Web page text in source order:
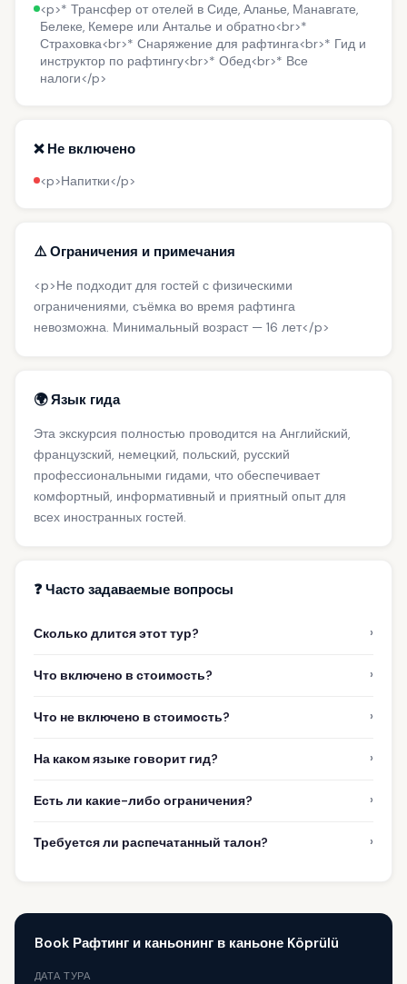
<p>* Трансфер от отелей в Сиде, Аланье, Манавгате,
Белеке, Кемере или Анталье и обратно<br>*
Страховка<br>* Снаряжение для рафтинга<br>* Гид и
инструктор по рафтингу<br>* Обед<br>* Все
налоги</p>
❌ Не включено
<p>Напитки</p>
⚠️ Ограничения и примечания
<p>Не подходит для гостей с физическими
ограничениями, съёмка во время рафтинга
невозможна. Минимальный возраст — 16 лет</p>
🌍 Язык гида
Эта экскурсия полностью проводится на Английский,
французский, немецкий, польский, русский
профессиональными гидами, что обеспечивает
комфортный, информативный и приятный опыт для
всех иностранных гостей.
❓ Часто задаваемые вопросы
Сколько длится этот тур? ›
Что включено в стоимость? ›
Что не включено в стоимость? ›
На каком языке говорит гид? ›
Есть ли какие-либо ограничения? ›
Требуется ли распечатанный талон? ›
Book Рафтинг и каньонинг в каньоне Köprülü
ДАТА ТУРА